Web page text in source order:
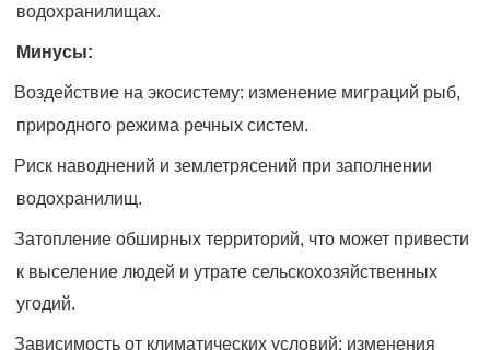
водохранилищах.
Минусы:
Воздействие на экосистему: изменение миграций рыб,
природного режима речных систем.
Риск наводнений и землетрясений при заполнении
водохранилищ.
Затопление обширных территорий, что может привести
к выселение людей и утрате сельскохозяйственных
угодий.
Зависимость от климатических условий: изменения